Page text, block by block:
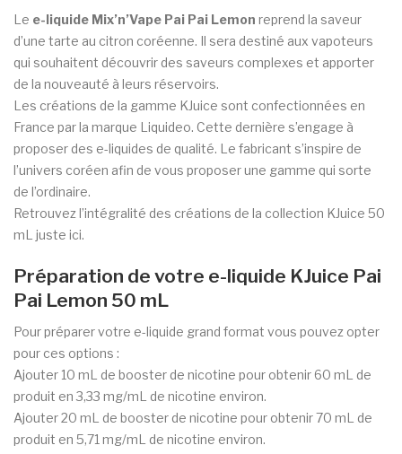
Le e-liquide Mix’n’Vape Pai Pai Lemon reprend la saveur
d’une tarte au citron coréenne. Il sera destiné aux vapoteurs
qui souhaitent découvrir des saveurs complexes et apporter
de la nouveauté à leurs réservoirs.
Les créations de la gamme KJuice sont confectionnées en
France par la marque Liquideo. Cette dernière s’engage à
proposer des e-liquides de qualité. Le fabricant s’inspire de
l’univers coréen afin de vous proposer une gamme qui sorte
de l’ordinaire.
Retrouvez l’intégralité des créations de la collection KJuice 50
mL juste ici.
Préparation de votre e-liquide KJuice Pai
Pai Lemon 50 mL
Pour préparer votre e-liquide grand format vous pouvez opter
pour ces options :
Ajouter 10 mL de booster de nicotine pour obtenir 60 mL de
produit en 3,33 mg/mL de nicotine environ.
Ajouter 20 mL de booster de nicotine pour obtenir 70 mL de
produit en 5,71 mg/mL de nicotine environ.